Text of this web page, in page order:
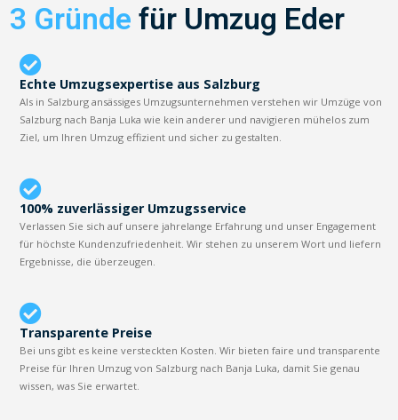
3 Gründe für Umzug Eder
Echte Umzugsexpertise aus Salzburg
Als in Salzburg ansässiges Umzugsunternehmen verstehen wir Umzüge von
Salzburg nach Banja Luka wie kein anderer und navigieren mühelos zum
Ziel, um Ihren Umzug effizient und sicher zu gestalten.
100% zuverlässiger Umzugsservice
Verlassen Sie sich auf unsere jahrelange Erfahrung und unser Engagement
für höchste Kundenzufriedenheit. Wir stehen zu unserem Wort und liefern
Ergebnisse, die überzeugen.
Transparente Preise
Bei uns gibt es keine versteckten Kosten. Wir bieten faire und transparente
Preise für Ihren Umzug von Salzburg nach Banja Luka, damit Sie genau
wissen, was Sie erwartet.